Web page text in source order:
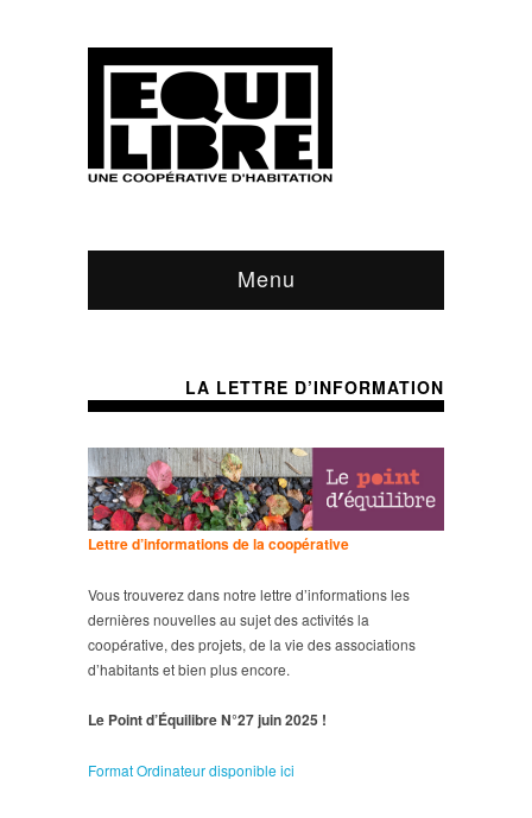
Menu
LA LETTRE D’INFORMATION
Lettre d’informations de la coopérative
Vous trouverez dans notre lettre d’informations les
dernières nouvelles au sujet des activités la
coopérative, des projets, de la vie des associations
d’habitants et bien plus encore.
Le Point d’Équilibre N°27 juin 2025 !
Format Ordinateur disponible ici